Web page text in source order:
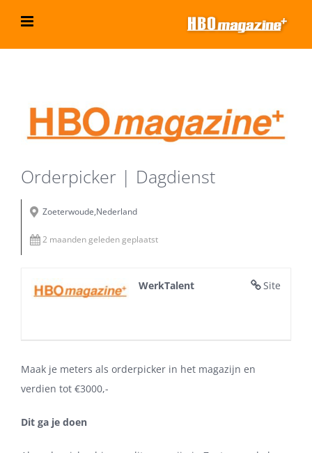
inhoud
grotere
afbeelding
Orderpicker | Dagdienst
Zoeterwoude,Nederland
2 maanden geleden geplaatst
Site
WerkTalent
Maak je meters als orderpicker in het magazijn en
verdien tot €3000,-
Dit ga je doen